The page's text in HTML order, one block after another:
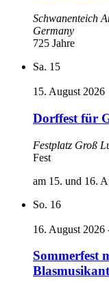
Schwanenteich
Germany
725 Jahre
Sa. 15
15. August 2026
Dorffest für
Festplatz Groß
Fest
am 15. und 16.
So. 16
16. August 2026
Sommerfest